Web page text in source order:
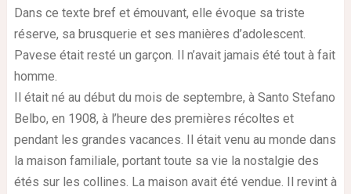
Dans ce texte bref et émouvant, elle évoque sa triste
réserve, sa brusquerie et ses manières d’adolescent.
Pavese était resté un garçon. Il n’avait jamais été tout à fait
homme.
Il était né au début du mois de septembre, à Santo Stefano
Belbo, en 1908, à l’heure des premières récoltes et
pendant les grandes vacances. Il était venu au monde dans
la maison familiale, portant toute sa vie la nostalgie des
étés sur les collines. La maison avait été vendue. Il revint à